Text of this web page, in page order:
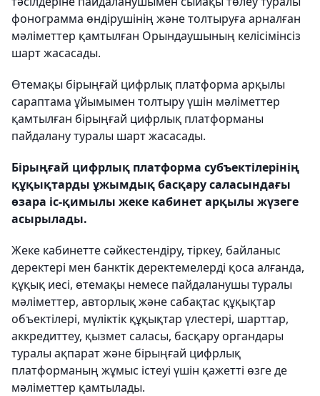
фонограмма өндірушінің және толтыруға арналған
мәліметтер қамтылған Орындаушының келісімінсіз
шарт жасасады.
Өтемақы бірыңғай цифрлық платформа арқылы
сараптама ұйымымен толтыру үшін мәліметтер
қамтылған бірыңғай цифрлық платформаны
пайдалану туралы шарт жасасады.
Бірыңғай цифрлық платформа субъектілерінің
құқықтарды ұжымдық басқару саласындағы
өзара іс-қимылы жеке кабинет арқылы жүзеге
асырылады.
Жеке кабинетте сәйкестендіру, тіркеу, байланыс
деректері мен банктік деректемелерді қоса алғанда,
құқық иесі, өтемақы немесе пайдаланушы туралы
мәліметтер, авторлық және сабақтас құқықтар
объектілері, мүліктік құқықтар үлестері, шарттар,
аккредиттеу, қызмет саласы, басқару органдары
туралы ақпарат және бірыңғай цифрлық
платформаның жұмыс істеуі үшін қажетті өзге де
мәліметтер қамтылады.